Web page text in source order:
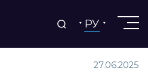
РУ
27.06.2025